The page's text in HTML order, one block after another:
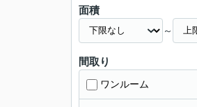
面積
～
間取り
ワンルーム